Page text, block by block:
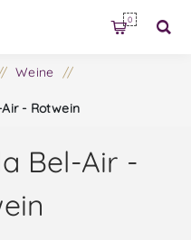
0
/ Weine /
- Rotwein
Bel-Air -